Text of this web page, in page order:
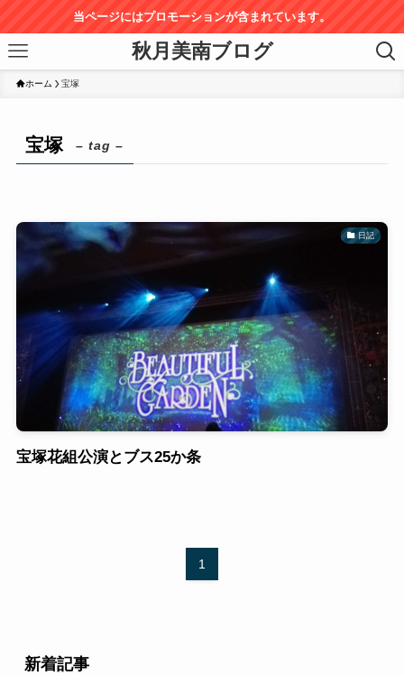
当ページにはプロモーションが含まれています。
秋月美南ブログ
ホーム 宝塚
宝塚 – tag –
日記
宝塚花組公演とブス25か条
1
新着記事